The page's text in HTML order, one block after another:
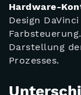
Hardware-
Design
Farbsteuerung.
Darstellung
Prozesses.